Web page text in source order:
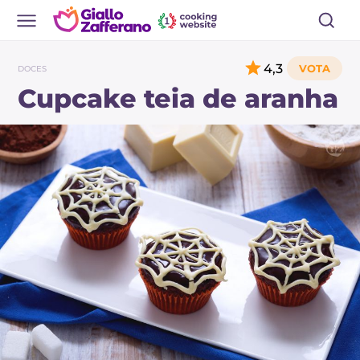
DOCES
Cupcake teia de aranha
4,3